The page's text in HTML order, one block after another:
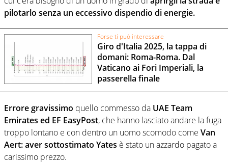
pilotarlo senza un eccessivo dispendio di energie.
Forse ti può interessare
Giro d'Italia 2025, la tappa di
domani: Roma-Roma. Dal
Vaticano ai Fori Imperiali, la
passerella finale
Errore gravissimo quello commesso da UAE Team
Emirates ed EF EasyPost, che hanno lasciato andare la fuga
troppo lontano e con dentro un uomo scomodo come Van
Aert: aver sottostimato Yates è stato un azzardo pagato a
carissimo prezzo.